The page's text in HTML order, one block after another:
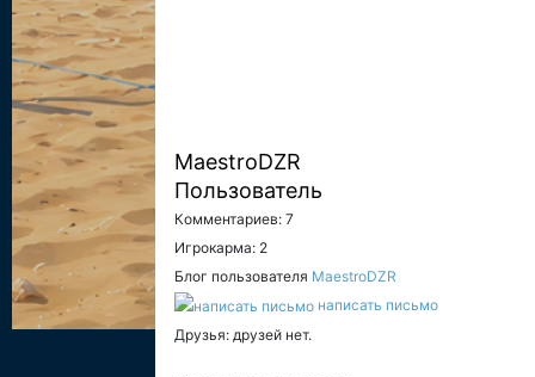
MaestroDZR
Пользователь
Комментариев: 7
Игрокарма: 2
Блог пользователя MaestroDZR
написать письмо
Друзья: друзей нет.